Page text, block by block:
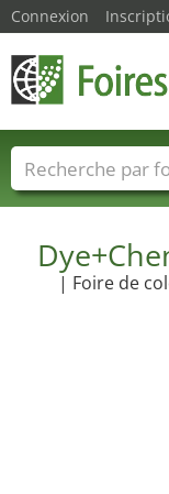
| Foire de
Connexion
Foire noms